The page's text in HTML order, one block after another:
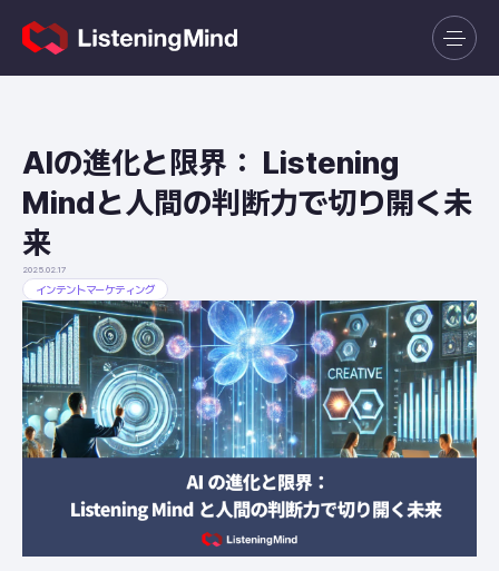
AIの進化と限界： Listening
Mindと人間の判断力で切り開く未
来
2025.02.17
インテントマーケティング